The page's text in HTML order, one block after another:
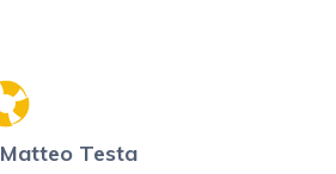
Matteo Testa